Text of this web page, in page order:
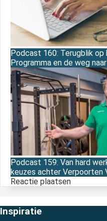
Podcast 160: Terugblik op
Programma en de weg
Podcast 159: Van hard
keuzes achter
Reactie plaatsen
Inspiratie